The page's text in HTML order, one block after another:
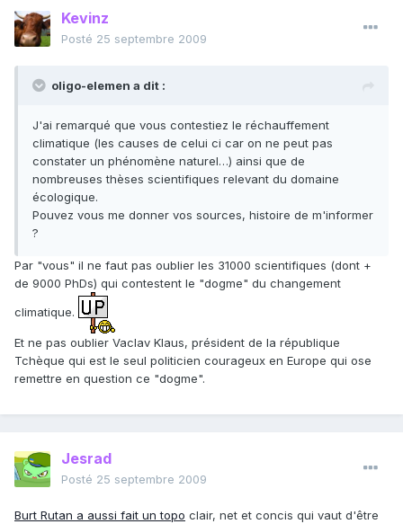
Kevinz
Posté 25 septembre 2009
oligo-elemen a dit :
J'ai remarqué que vous contestiez le réchauffement
climatique (les causes de celui ci car on ne peut pas
constater un phénomène naturel…) ainsi que de
nombreuses thèses scientifiques relevant du domaine
écologique.
Pouvez vous me donner vos sources, histoire de m'informer
?
Par "vous" il ne faut pas oublier les 31000 scientifiques (dont +
de 9000 PhDs) qui contestent le "dogme" du changement
climatique.
Et ne pas oublier Vaclav Klaus, président de la république
Tchèque qui est le seul politicien courageux en Europe qui ose
remettre en question ce "dogme".
Jesrad
Posté 25 septembre 2009
Burt Rutan a aussi fait un topo clair, net et concis qui vaut d'être